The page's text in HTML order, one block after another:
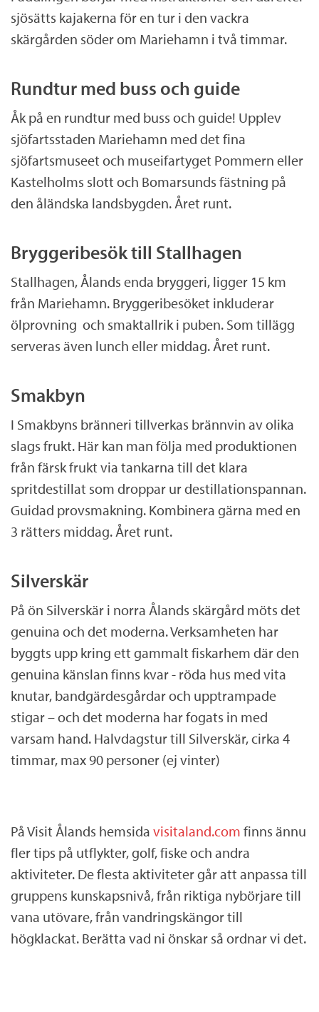
sjösätts kajakerna för en tur i den vackra
skärgården söder om Mariehamn i två timmar.
Rundtur med buss och guide
Åk på en rundtur med buss och guide! Upplev
sjöfartsstaden Mariehamn med det fina
sjöfartsmuseet och museifartyget Pommern eller
Kastelholms slott och Bomarsunds fästning på
den åländska landsbygden. Året runt.
Bryggeribesök till Stallhagen
Stallhagen, Ålands enda bryggeri, ligger 15 km
från Mariehamn. Bryggeribesöket inkluderar
ölprovning och smaktallrik i puben. Som tillägg
serveras även lunch eller middag. Året runt.
Smakbyn
I Smakbyns bränneri tillverkas brännvin av olika
slags frukt. Här kan man följa med produktionen
från färsk frukt via tankarna till det klara
spritdestillat som droppar ur destillationspannan.
Guidad provsmakning. Kombinera gärna med en
3 rätters middag. Året runt.
Silverskär
På ön Silverskär i norra Ålands skärgård möts det
genuina och det moderna. Verksamheten har
byggts upp kring ett gammalt fiskarhem där den
genuina känslan finns kvar - röda hus med vita
knutar, bandgärdesgårdar och upptrampade
stigar – och det moderna har fogats in med
varsam hand. Halvdagstur till Silverskär, cirka 4
timmar, max 90 personer (ej vinter)
På Visit Ålands hemsida visitaland.com finns ännu
fler tips på utflykter, golf, fiske och andra
aktiviteter. De flesta aktiviteter går att anpassa till
gruppens kunskapsnivå, från riktiga nybörjare till
vana utövare, från vandringskängor till
högklackat. Berätta vad ni önskar så ordnar vi det.